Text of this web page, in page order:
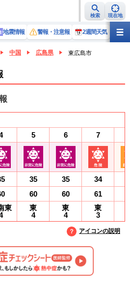
検索 現在地
地震情報 警報・注意報 2週間天気 ラ
中国 広島県 東広島市
東
5
35
60
東
4
6
35
60
東
4
7
34
61
東
3
アイコンの説明